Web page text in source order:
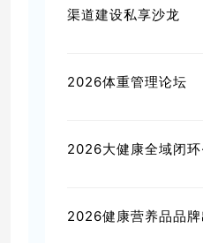
渠道建设私享沙龙
2026体重管理论坛
2026大健康全域闭
2026健康营养品品